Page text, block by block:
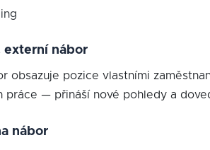
externí nábor
obsazuje pozice vlastními
práce — přináší nové pohledy a
nábor